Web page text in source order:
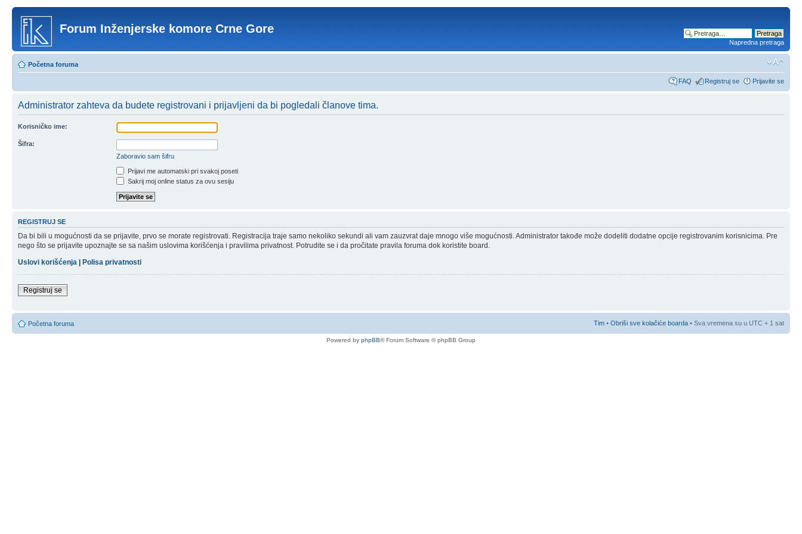
Forum Inženjerske komore Crne Gore
Napredna pretraga
Početna foruma
FAQ Registruj se Prijavite se
Administrator zahteva da budete registrovani i prijavljeni da bi pogledali članove tima.
Korisničko ime:
Šifra:
Zaboravio sam šifru
Prijavi me automatski pri svakoj poseti
Sakrij moj online status za ovu sesiju
REGISTRUJ SE
Da bi bili u mogućnosti da se prijavite, prvo se morate registrovati. Registracija traje samo nekoliko sekundi ali vam zauzvrat daje mnogo više mogućnosti. Administrator takođe može dodeliti dodatne opcije registrovanim korisnicima. Pre
nego što se prijavite upoznajte se sa našim uslovima korišćenja i pravilima privatnost. Potrudite se i da pročitate pravila foruma dok koristite board.
Uslovi korišćenja | Polisa privatnosti
Registruj se
Početna foruma Tim • Obriši sve kolačiće boarda • Sva vremena su u UTC + 1 sat
Powered by phpBB® Forum Software © phpBB Group